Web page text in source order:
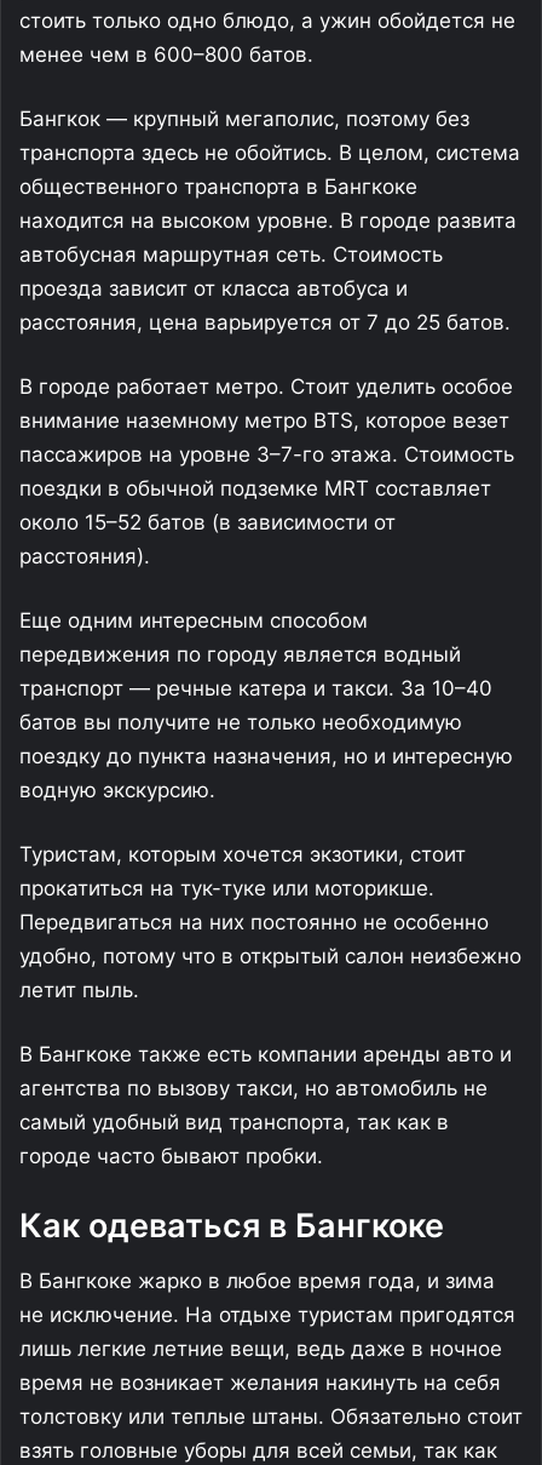
стоить только одно блюдо, а ужин обойдется не
менее чем в 600–800 батов.
Бангкок — крупный мегаполис, поэтому без
транспорта здесь не обойтись. В целом, система
общественного транспорта в Бангкоке
находится на высоком уровне. В городе развита
автобусная маршрутная сеть. Стоимость
проезда зависит от класса автобуса и
расстояния, цена варьируется от 7 до 25 батов.
В городе работает метро. Стоит уделить особое
внимание наземному метро BTS, которое везет
пассажиров на уровне 3–7-го этажа. Стоимость
поездки в обычной подземке MRT составляет
около 15–52 батов (в зависимости от
расстояния).
Еще одним интересным способом
передвижения по городу является водный
транспорт — речные катера и такси. За 10–40
батов вы получите не только необходимую
поездку до пункта назначения, но и интересную
водную экскурсию.
Туристам, которым хочется экзотики, стоит
прокатиться на тук-туке или моторикше.
Передвигаться на них постоянно не особенно
удобно, потому что в открытый салон неизбежно
летит пыль.
В Бангкоке также есть компании аренды авто и
агентства по вызову такси, но автомобиль не
самый удобный вид транспорта, так как в
городе часто бывают пробки.
Как одеваться в Бангкоке
В Бангкоке жарко в любое время года, и зима
не исключение. На отдыхе туристам пригодятся
лишь легкие летние вещи, ведь даже в ночное
время не возникает желания накинуть на себя
толстовку или теплые штаны. Обязательно стоит
взять головные уборы для всей семьи, так как